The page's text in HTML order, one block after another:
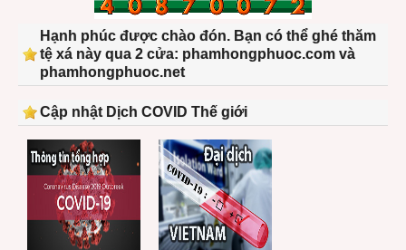
Hạnh phúc được chào đón. Bạn có thể ghé thăm
tệ xá này qua 2 cửa: phamhongphuoc.com và
phamhongphuoc.net
Cập nhật Dịch COVID Thế giới